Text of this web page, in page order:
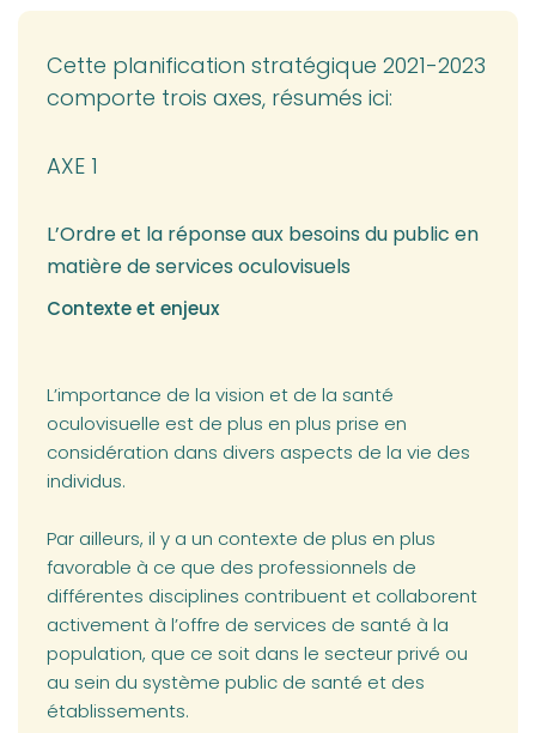
Cette planification stratégique 2021-2023
comporte trois axes, résumés ici:
AXE 1
L’Ordre et la réponse aux besoins du public en
matière de services oculovisuels
Contexte et enjeux
L’importance de la vision et de la santé
oculovisuelle est de plus en plus prise en
considération dans divers aspects de la vie des
individus.
Par ailleurs, il y a un contexte de plus en plus
favorable à ce que des professionnels de
différentes disciplines contribuent et collaborent
activement à l’offre de services de santé à la
population, que ce soit dans le secteur privé ou
au sein du système public de santé et des
établissements.